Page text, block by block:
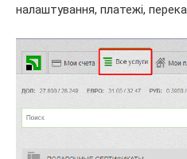
налаштування, платежі,